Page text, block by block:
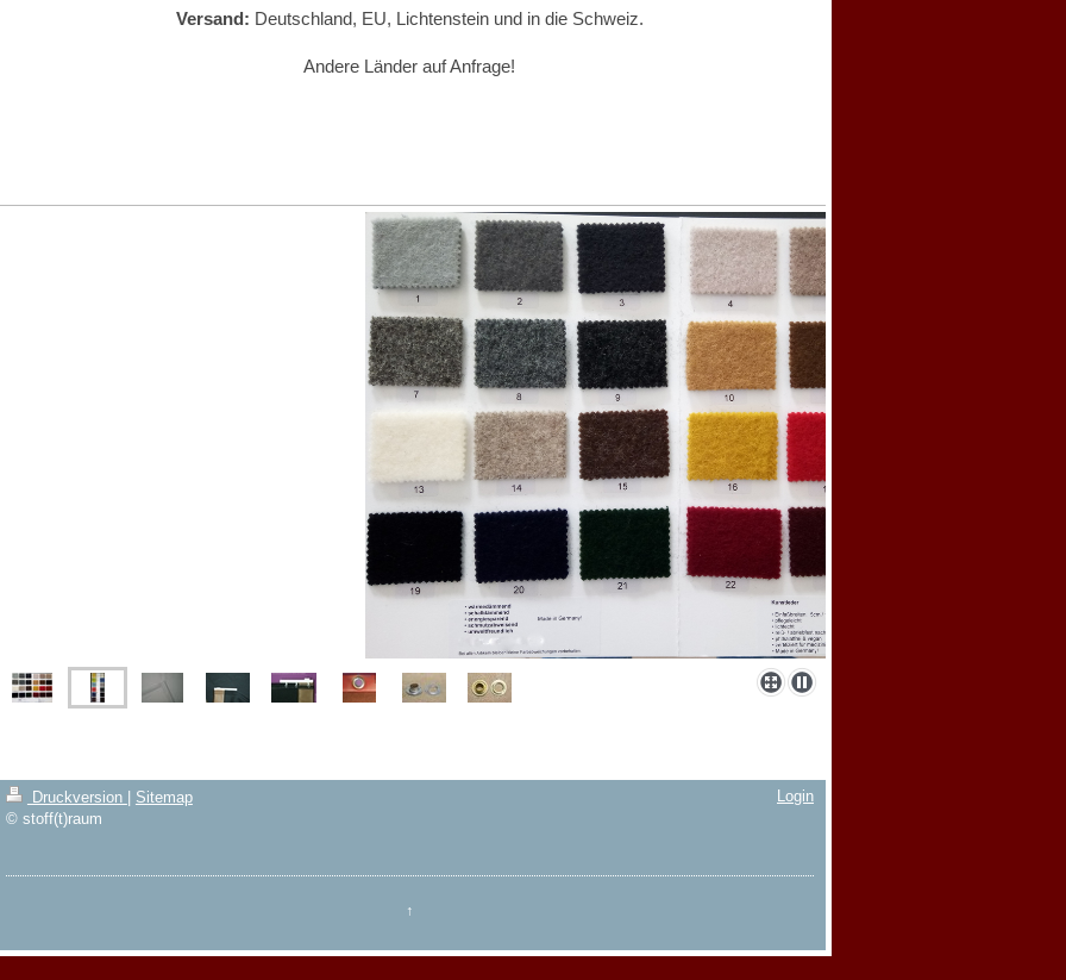
Versand: Deutschland, EU, Lichtenstein und in die Schweiz.
Andere Länder auf Anfrage!
Druckversion | Sitemap
© stoff(t)raum
Login
↑